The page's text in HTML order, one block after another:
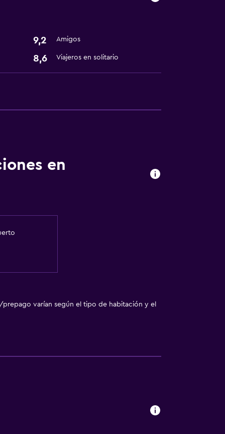
9,2 Amigos
8,6 Viajeros en solitario
en
prepago varían según el tipo de habitación y el